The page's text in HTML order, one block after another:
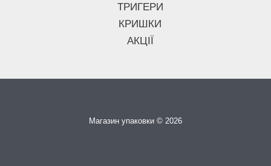
ТРИГЕРИ
КРИШКИ
АКЦІЇ
Магазин упаковки © 2026